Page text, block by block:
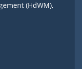
(HdWM),